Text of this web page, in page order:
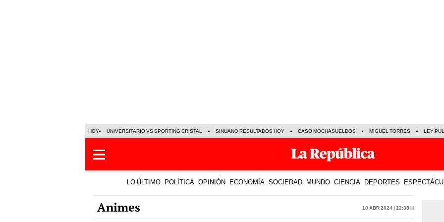
HOY UNIVERSITARIO VS SPORTING CRISTAL SINUANO RESULTADOS HOY CASO MOCHASUELDOS MIGUEL TORRES LEY
LO ÚLTIMO POLÍTICA OPINIÓN ECONOMÍA SOCIEDAD MUNDO CIENCIA DEPORTES
Animes 10 Abr 2024 | 22:38 h